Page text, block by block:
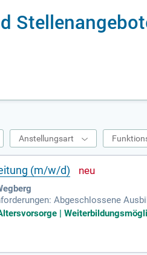
Anstellungsart
(m/w/d)
Abgeschlossene
Oecotrophologe/
|